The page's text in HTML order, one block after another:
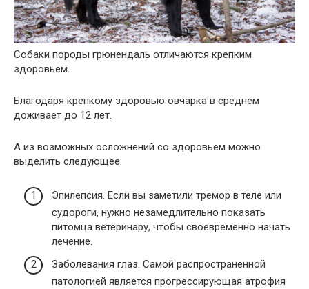
Собаки породы грюнендаль отличаются крепким
здоровьем.
Благодаря крепкому здоровью овчарка в среднем
доживает до 12 лет.
А из возможных осложнений со здоровьем можно
выделить следующее:
Эпилепсия. Если вы заметили тремор в теле или
судороги, нужно незамедлительно показать
питомца ветеринару, чтобы своевременно начать
лечение.
Заболевания глаз. Самой распространенной
патологией является прогрессирующая атрофия